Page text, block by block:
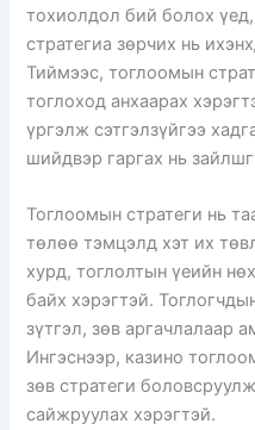
тохиолдол бий болох
стратегиа зөрчих нь
Тиймээс, тоглоомын
тоглоход анхаарах
үргэлж сэтгэлзүйгээ
шийдвэр гаргах нь
Тоглоомын стратеги нь
төлөө тэмцэлд хэт их
хурд, тоглолтын үеийн
байх хэрэгтэй.
зүтгэл, зөв аргачлалаар
Ингэснээр, казино
зөв стратеги
сайжруулах хэрэгтэй.